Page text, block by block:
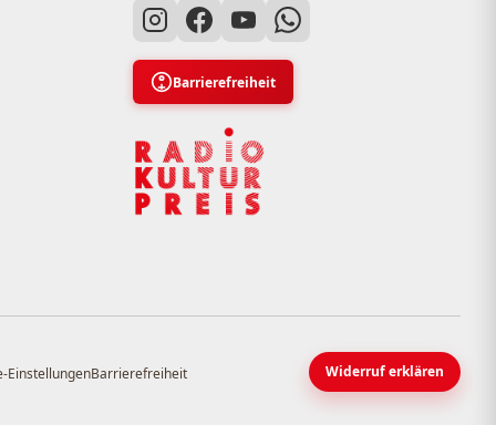
Barrierefreiheit
EinstellungenBarrierefreiheit Widerruf erklären